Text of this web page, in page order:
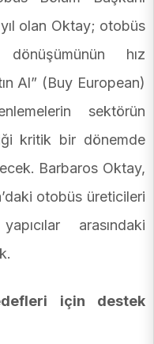
olan Oktay; otobüs
hız
Al” (Buy European)
sektörün
kritik bir dönemde
Barbaros Oktay,
otobüs üreticileri
arasındaki
için destek